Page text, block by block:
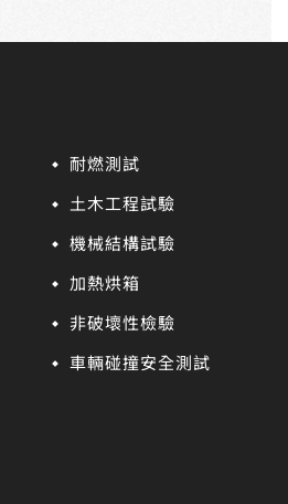
耐燃測試
土木工程試驗
機械結構試驗
加熱烘箱
非破壞性檢驗
車輛碰撞安全測試